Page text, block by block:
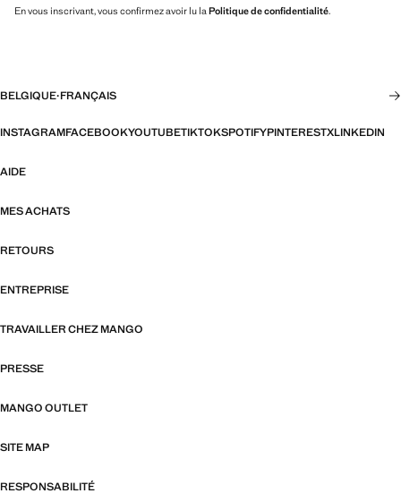
En vous inscrivant, vous confirmez avoir lu la Politique de confidentialité.
BELGIQUE·FRANÇAIS
INSTAGRAMFACEBOOKYOUTUBETIKTOKSPOTIFYPINTERESTXLINKEDIN
AIDE
MES ACHATS
RETOURS
ENTREPRISE
TRAVAILLER CHEZ MANGO
PRESSE
MANGO OUTLET
SITE MAP
RESPONSABILITÉ